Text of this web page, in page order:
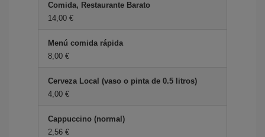
Comida, Restaurante Barato
14,00 €
Menú comida rápida
8,00 €
Cerveza Local (vaso o pinta de 0.5 litros)
4,00 €
Cappuccino (normal)
2,56 €